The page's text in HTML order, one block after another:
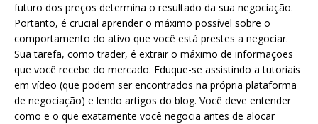
futuro dos preços determina o resultado da sua negociação.
Portanto, é crucial aprender o máximo possível sobre o
comportamento do ativo que você está prestes a negociar.
Sua tarefa, como trader, é extrair o máximo de informações
que você recebe do mercado. Eduque-se assistindo a tutoriais
em vídeo (que podem ser encontrados na própria plataforma
de negociação) e lendo artigos do blog. Você deve entender
como e o que exatamente você negocia antes de alocar